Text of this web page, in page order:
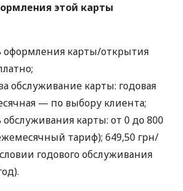
этой карты
оформления карты/открытия
обслуживание карты: годовая
— по выбору клиента;
карты: от 0 до 800
тариф); 649,50 грн/
годового обслуживания